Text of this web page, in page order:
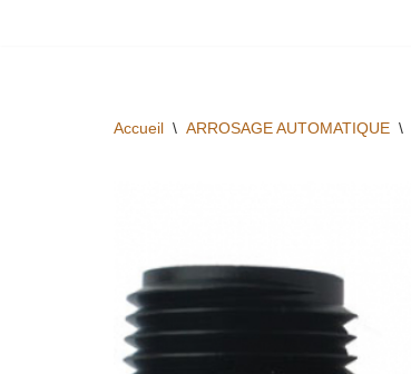
Accueil \ ARROSAGE AUTOMATIQUE \